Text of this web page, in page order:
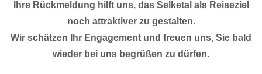
Ihre Rückmeldung hilft uns, das Selketal als Reiseziel
noch attraktiver zu gestalten.
Wir schätzen Ihr Engagement und freuen uns, Sie bald
wieder bei uns begrüßen zu dürfen.